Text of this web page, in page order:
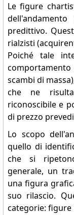
Le figure
predittivo.
rialzisti
Poiché tale
scambi di
che ne
riconoscibile e
di prezzo
Lo scopo
quello di
che si
generale, un
una figura
suo rilascio.
categorie: